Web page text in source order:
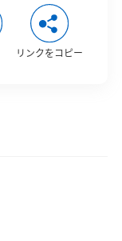
リンクをコピー